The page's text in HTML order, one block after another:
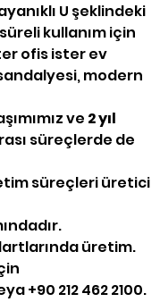
U şeklindeki
kullanım için
ofis ister ev
modern
ve 2 yıl
süreçlerde de
süreçleri üretici
üretim.
+90 212 462 2100.